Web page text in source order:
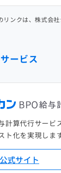
ンクは、株式会
サービス
計算代行サービ
ト化を実現しま
公式サイト